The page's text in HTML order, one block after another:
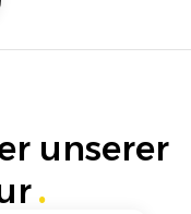
unserer